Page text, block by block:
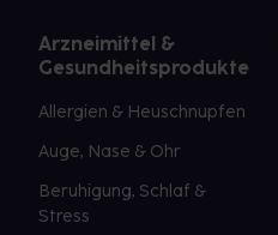
Arzneimittel &
Gesundheitsprodukte
Allergien & Heuschnupfen
Auge, Nase & Ohr
Beruhigung, Schlaf &
Stress